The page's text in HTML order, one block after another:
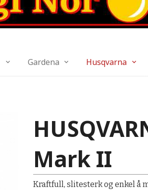
Gardena Husqvarna
Mark II
Kraftfull, slitesterk og enkel å